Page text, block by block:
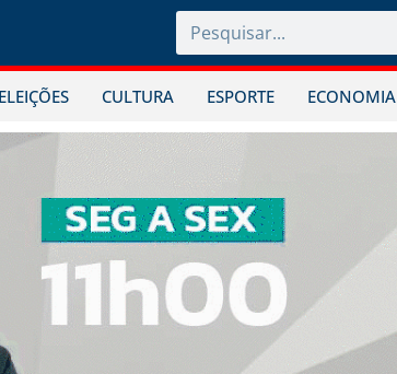
ELEIÇÕES CULTURA ESPORTE ECONOMIA